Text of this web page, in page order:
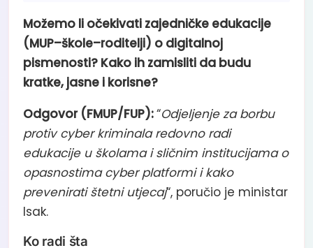
Možemo li očekivati zajedničke edukacije
(MUP–škole–roditelji) o digitalnoj
pismenosti? Kako ih zamisliti da budu
kratke, jasne i korisne?
Odgovor (FMUP/FUP):“Odjeljenje za borbu
protiv cyber kriminala redovno radi
edukacije u školama i sličnim institucijama o
opasnostima cyber platformi i kako
prevenirati štetni utjecaj“, poručio je ministar
Isak.
Ko radi šta